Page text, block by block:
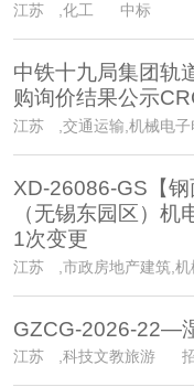
江苏 ,化工 中标
中铁十九局集团轨
购询价结果公示
江苏 ,交通运输,机械
XD-26086-GS【
（无锡东园区）
1次变更
江苏 ,市政房地产建筑,
GZCG-2026-22—
江苏 ,科技文教旅游